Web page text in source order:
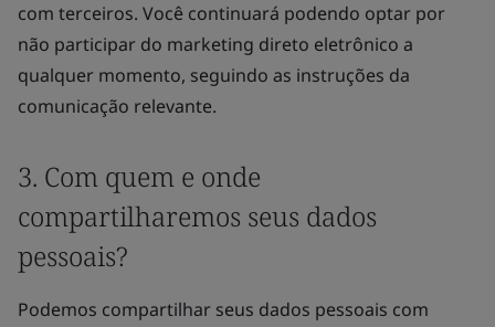
com terceiros. Você continuará podendo optar por
não participar do marketing direto eletrônico a
qualquer momento, seguindo as instruções da
comunicação relevante.
3. Com quem e onde
compartilharemos seus dados
pessoais?
Podemos compartilhar seus dados pessoais com